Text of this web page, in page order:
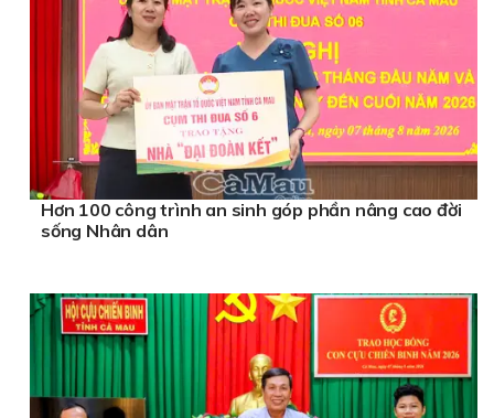
Hơn 100 công trình an sinh góp phần nâng cao đời
sống Nhân dân